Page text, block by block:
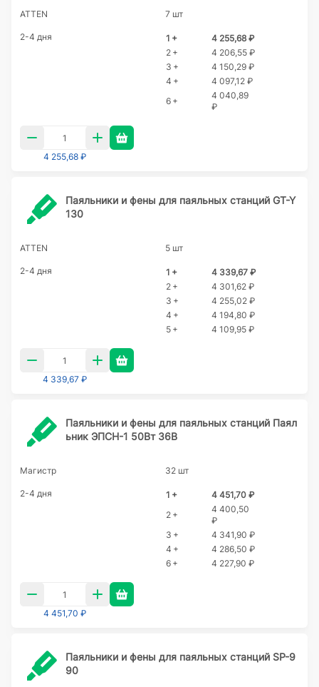
ATTEN 7 шт
2-4 дня 1 +
4 255,68 ₽
2 +
4 206,55 ₽
3 +
4 150,29 ₽
4 +
4 097,12 ₽
6 +
4 040,89
₽
4 255,68 ₽
Паяльники и фены для паяльных станций GT-Y
130
ATTEN 5 шт
2-4 дня 1 +
4 339,67 ₽
2 +
4 301,62 ₽
3 +
4 255,02 ₽
4 +
4 194,80 ₽
5 +
4 109,95 ₽
4 339,67 ₽
Паяльники и фены для паяльных станций Паял
ьник ЭПСН-1 50Вт 36В
Магистр 32 шт
2-4 дня 1 +
4 451,70 ₽
2 +
4 400,50
₽
3 +
4 341,90 ₽
4 +
4 286,50 ₽
6 +
4 227,90 ₽
4 451,70 ₽
Паяльники и фены для паяльных станций SP-9
90